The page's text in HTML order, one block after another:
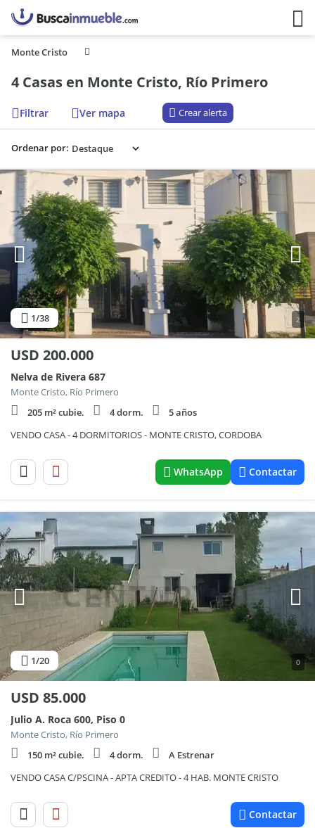
Monte Cristo
4 Casas en Monte Cristo, Río Primero
Filtrar Ver mapa Crear alerta
Ordenar por:
1/38 2
USD 200.000
Nelva de Rivera 687
Monte Cristo, Río Primero
205 m² cubie.
4 dorm.
5 años
VENDO CASA - 4 DORMITORIOS - MONTE CRISTO, CORDOBA
WhatsApp Contactar
1/20 0
USD 85.000
Julio A. Roca 600, Piso 0
Monte Cristo, Río Primero
150 m² cubie.
4 dorm.
A Estrenar
VENDO CASA C/PSCINA - APTA CREDITO - 4 HAB. MONTE CRISTO
Contactar